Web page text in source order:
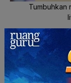
Tumbuhkan
Dengan
dipercaya akan
kepercayaan
mengerjakan
baik. Rasa